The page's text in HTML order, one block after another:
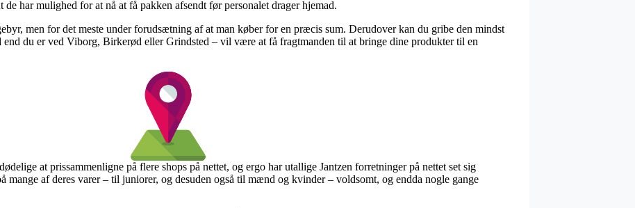
har mulighed for at nå at få pakken afsendt før personalet drager hjemad.
men for det meste under forudsætning af at man køber for en præcis sum. Derudover kan du gribe den mindst
end du er ved Viborg, Birkerød eller Grindsted – vil være at få fragtmanden til at bringe dine produkter til en
at prissammenligne på flere shops på nettet, og ergo har utallige Jantzen forretninger på nettet set sig
mange af deres varer – til juniorer, og desuden også til mænd og kvinder – voldsomt, og endda nogle gange